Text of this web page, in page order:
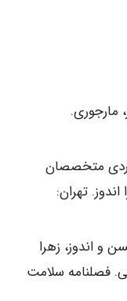
مارجوری.
متخصصان
تهران:
و اندوز، زهرا
فصلنامه سلامت